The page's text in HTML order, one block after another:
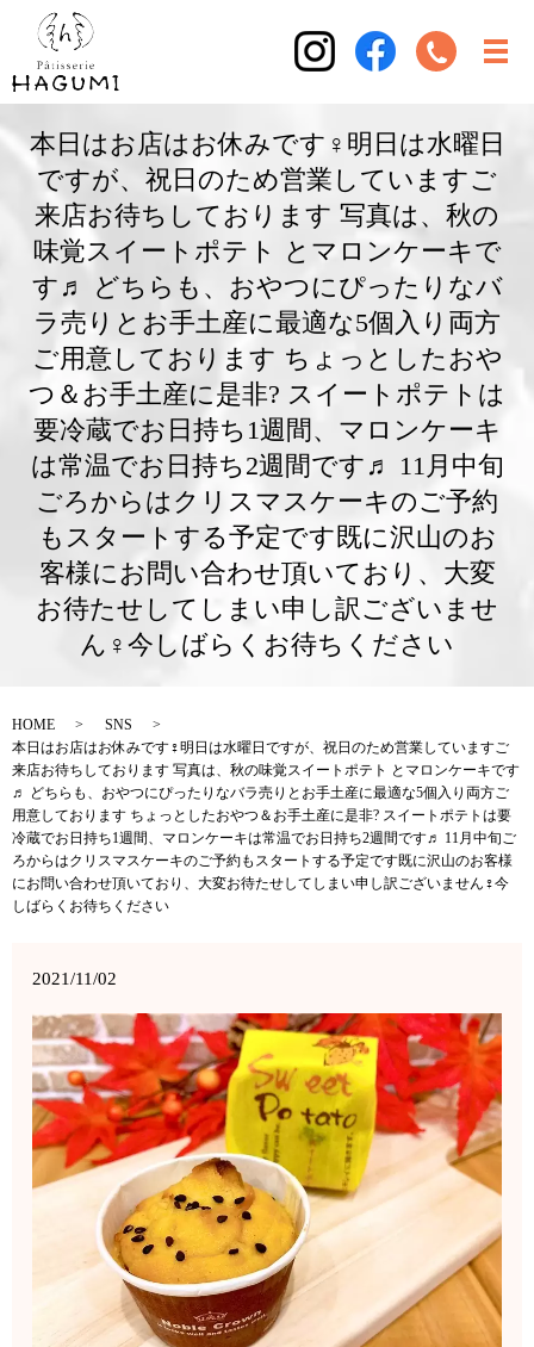
本日はお店はお休みです‍♀️明日は水曜日
ですが、祝日のため営業しています️ご
来店お待ちしております 写真は、秋の
味覚スイートポテト とマロンケーキで
す♬ どちらも、おやつにぴったりなバ
ラ売りとお手土産に最適な5個入り両方
ご用意しております ちょっとしたおや
つ＆お手土産に是非? スイートポテトは
要冷蔵でお日持ち1週間、マロンケーキ
は常温でお日持ち2週間です♬ 11月中旬
ごろからはクリスマスケーキのご予約
もスタートする予定です既に沢山のお
客様にお問い合わせ頂いており、大変
お待たせしてしまい申し訳ございませ
ん‍♀️今しばらくお待ちください
HOME
SNS
本日はお店はお休みです‍♀️明日は水曜日ですが、祝日のため営業しています️ご
来店お待ちしております 写真は、秋の味覚スイートポテト とマロンケーキです
♬ どちらも、おやつにぴったりなバラ売りとお手土産に最適な5個入り両方ご
用意しております ちょっとしたおやつ＆お手土産に是非? スイートポテトは要
冷蔵でお日持ち1週間、マロンケーキは常温でお日持ち2週間です♬ 11月中旬ご
ろからはクリスマスケーキのご予約もスタートする予定です既に沢山のお客様
にお問い合わせ頂いており、大変お待たせしてしまい申し訳ございません‍♀️今
しばらくお待ちください
2021/11/02